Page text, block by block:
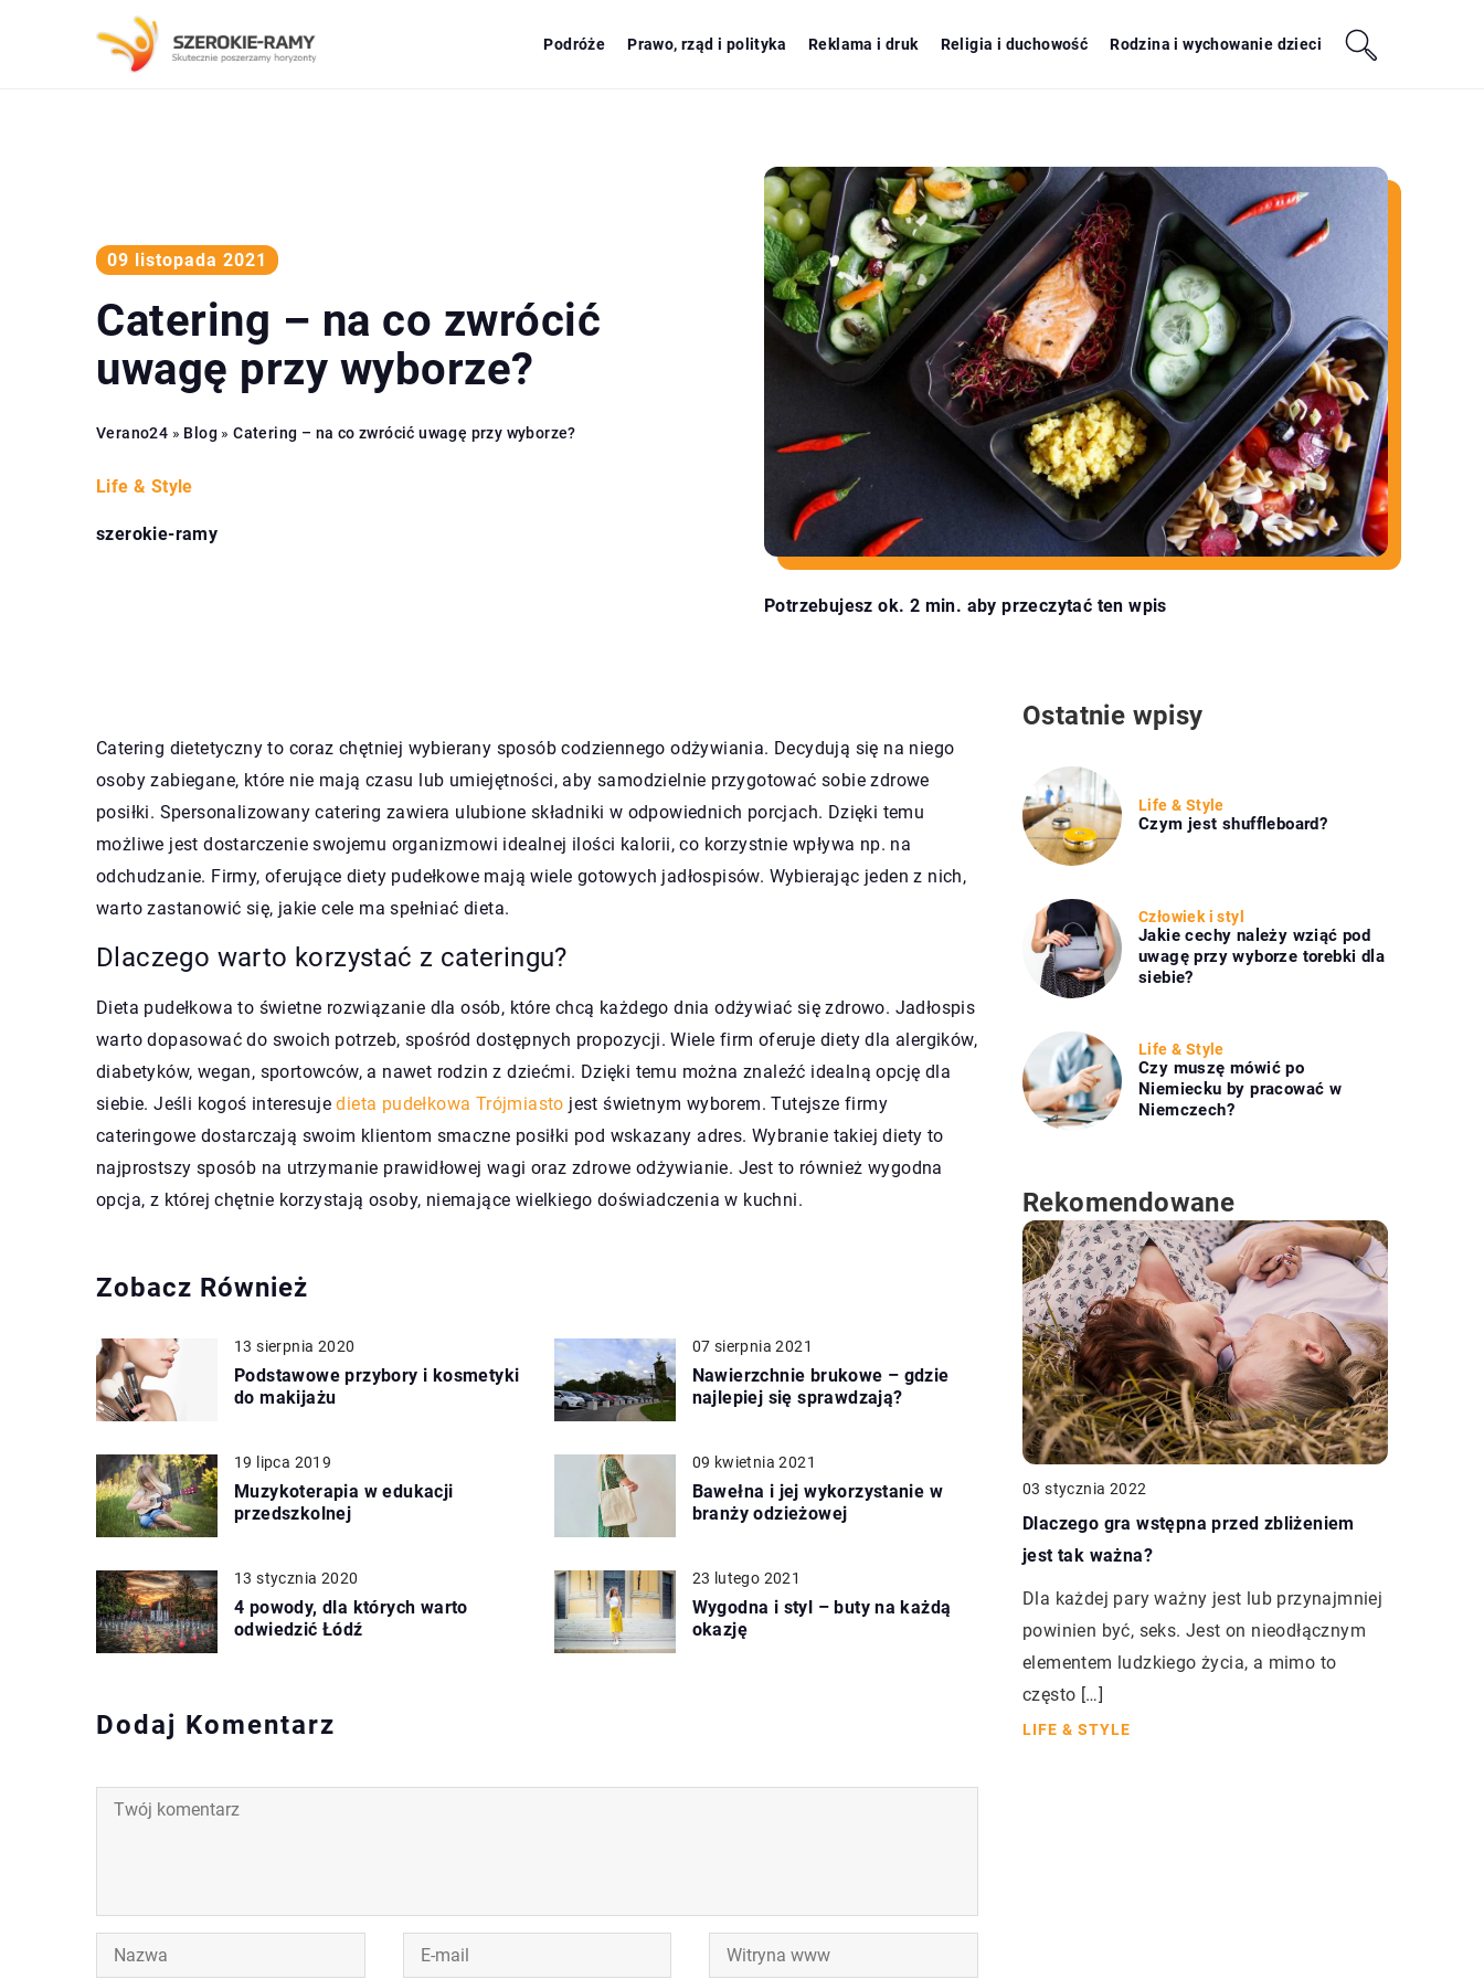
Podróże Prawo, rząd i polityka Reklama i druk Religia i duchowość Rodzina i wychowanie dzieci
09 listopada 2021
Catering – na co zwrócić
uwagę przy wyborze?
Verano24 » Blog »Catering – na co zwrócić uwagę przy wyborze?
Life & Style
szerokie-ramy
Potrzebujesz ok. 2 min. aby przeczytać ten wpis
Catering dietetyczny to coraz chętniej wybierany sposób codziennego odżywiania. Decydują się na niego
osoby zabiegane, które nie mają czasu lub umiejętności, aby samodzielnie przygotować sobie zdrowe
posiłki. Spersonalizowany catering zawiera ulubione składniki w odpowiednich porcjach. Dzięki temu
możliwe jest dostarczenie swojemu organizmowi idealnej ilości kalorii, co korzystnie wpływa np. na
odchudzanie. Firmy, oferujące diety pudełkowe mają wiele gotowych jadłospisów. Wybierając jeden z nich,
warto zastanowić się, jakie cele ma spełniać dieta.
Dlaczego warto korzystać z cateringu?
Dieta pudełkowa to świetne rozwiązanie dla osób, które chcą każdego dnia odżywiać się zdrowo. Jadłospis
warto dopasować do swoich potrzeb, spośród dostępnych propozycji. Wiele firm oferuje diety dla alergików,
diabetyków, wegan, sportowców, a nawet rodzin z dziećmi. Dzięki temu można znaleźć idealną opcję dla
siebie. Jeśli kogoś interesujedieta pudełkowa Trójmiasto jest świetnym wyborem. Tutejsze firmy
cateringowe dostarczają swoim klientom smaczne posiłki pod wskazany adres. Wybranie takiej diety to
najprostszy sposób na utrzymanie prawidłowej wagi oraz zdrowe odżywianie. Jest to również wygodna
opcja, z której chętnie korzystają osoby, niemające wielkiego doświadczenia w kuchni.
Zobacz Również
13 sierpnia 2020
Podstawowe przybory i kosmetyki
do makijażu
07 sierpnia 2021
Nawierzchnie brukowe – gdzie
najlepiej się sprawdzają?
19 lipca 2019
Muzykoterapia w edukacji
przedszkolnej
09 kwietnia 2021
Bawełna i jej wykorzystanie w
branży odzieżowej
13 stycznia 2020
4 powody, dla których warto
odwiedzić Łódź
23 lutego 2021
Wygodna i styl – buty na każdą
okazję
Dodaj Komentarz
Ostatnie wpisy
Life & Style
Czym jest shuffleboard?
Człowiek i styl
Jakie cechy należy wziąć pod
uwagę przy wyborze torebki dla
siebie?
Life & Style
Czy muszę mówić po
Niemiecku by pracować w
Niemczech?
Rekomendowane
03 stycznia 2022
Dlaczego gra wstępna przed zbliżeniem
jest tak ważna?
Dla każdej pary ważny jest lub przynajmniej
powinien być, seks. Jest on nieodłącznym
elementem ludzkiego życia, a mimo to
często […]
LIFE & STYLE